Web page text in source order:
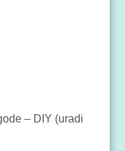
– DIY (uradi